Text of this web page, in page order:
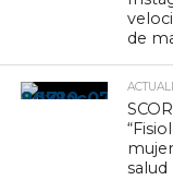
de
salud